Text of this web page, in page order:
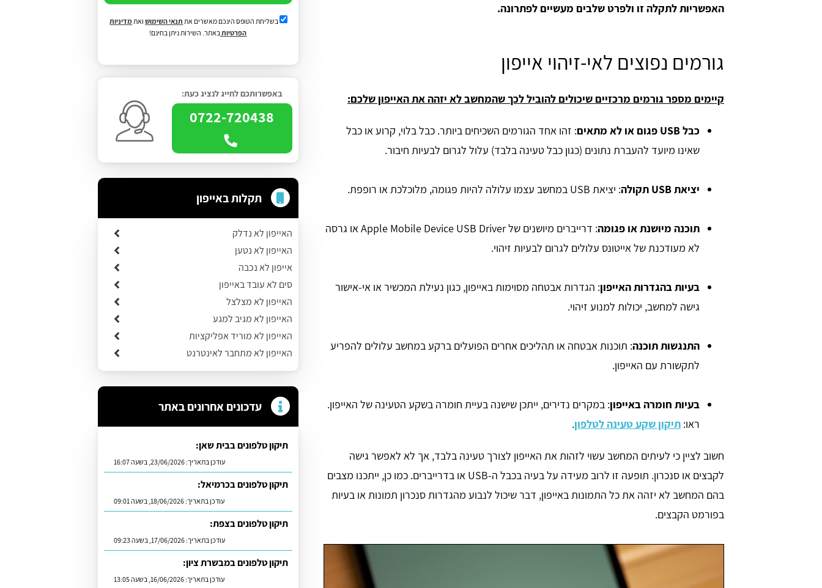
האפשריות לתקלה זו ולפרט שלבים מעשיים לפתרונה.
גורמים נפוצים לאי-זיהוי אייפון
קיימים מספר גורמים מרכזיים שיכולים להוביל לכך שהמחשב לא יזהה את האייפון שלכם:
כבל USB פגום או לא מתאים
: זהו אחד הגורמים השכיחים ביותר. כבל בלוי, קרוע או כבל
שאינו מיועד להעברת נתונים (כגון כבל טעינה בלבד) עלול לגרום לבעיות חיבור.
יציאת USB תקולה : יציאת USB במחשב עצמו עלולה להיות פגומה, מלוכלכת או רופפת.
תוכנה מיושנת או פגומה
: דרייברים מיושנים של Apple Mobile Device USB Driver או גרסה
לא מעודכנת של אייטונס עלולים לגרום לבעיות זיהוי.
בעיות בהגדרות האייפון: הגדרות אבטחה מסוימות באייפון, כגון נעילת המכשיר או אי-אישור
גישה למחשב, יכולות למנוע זיהוי.
התנגשות תוכנה: תוכנות אבטחה או תהליכים אחרים הפועלים ברקע במחשב עלולים להפריע
לתקשורת עם האייפון.
בעיות חומרה באייפון: במקרים נדירים, ייתכן שישנה בעיית חומרה בשקע הטעינה של האייפון.
ראו: תיקון שקע טעינה לטלפון.
חשוב לציין כי לעיתים המחשב עשוי לזהות את האייפון לצורך טעינה בלבד, אך לא לאפשר גישה
לקבצים או סנכרון. תופעה זו לרוב מעידה על בעיה בכבל ה-USB או בדרייברים. כמו כן, ייתכנו מצבים
בהם המחשב לא יזהה את כל התמונות באייפון, דבר שיכול לנבוע מהגדרות סנכרון תמונות או בעיות
בפורמט הקבצים.
בשליחת הטופס הינכם מאשרים את תנאי השימושואת מדיניות
הפרטיות באתר. השירות ניתן בחינם!
באפשרותכם לחייג לנציג כעת:
0722-720438
תקלות באייפון
האייפון לא נדלק
האייפון לא נטען
אייפון לא נכבה
סים לא עובד באייפון
האייפון לא מצלצל
האייפון לא מגיב למגע
האייפון לא מוריד אפליקציות
האייפון לא מתחבר לאינטרנט
עדכונים אחרונים באתר
תיקון טלפונים בבית שאן:
עודכן בתאריך: 23/06/2026, בשעה 16:07
תיקון טלפונים בכרמיאל:
עודכן בתאריך: 18/06/2026, בשעה 09:01
תיקון טלפונים בצפת:
עודכן בתאריך: 17/06/2026, בשעה 09:23
תיקון טלפונים במבשרת ציון:
עודכן בתאריך: 16/06/2026, בשעה 13:05